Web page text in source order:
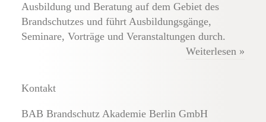
Ausbildung und Beratung auf dem Gebiet des
Brandschutzes und führt Ausbildungsgänge,
Seminare, Vorträge und Veranstaltungen durch.
Weiterlesen »
Kontakt
BAB Brandschutz Akademie Berlin GmbH